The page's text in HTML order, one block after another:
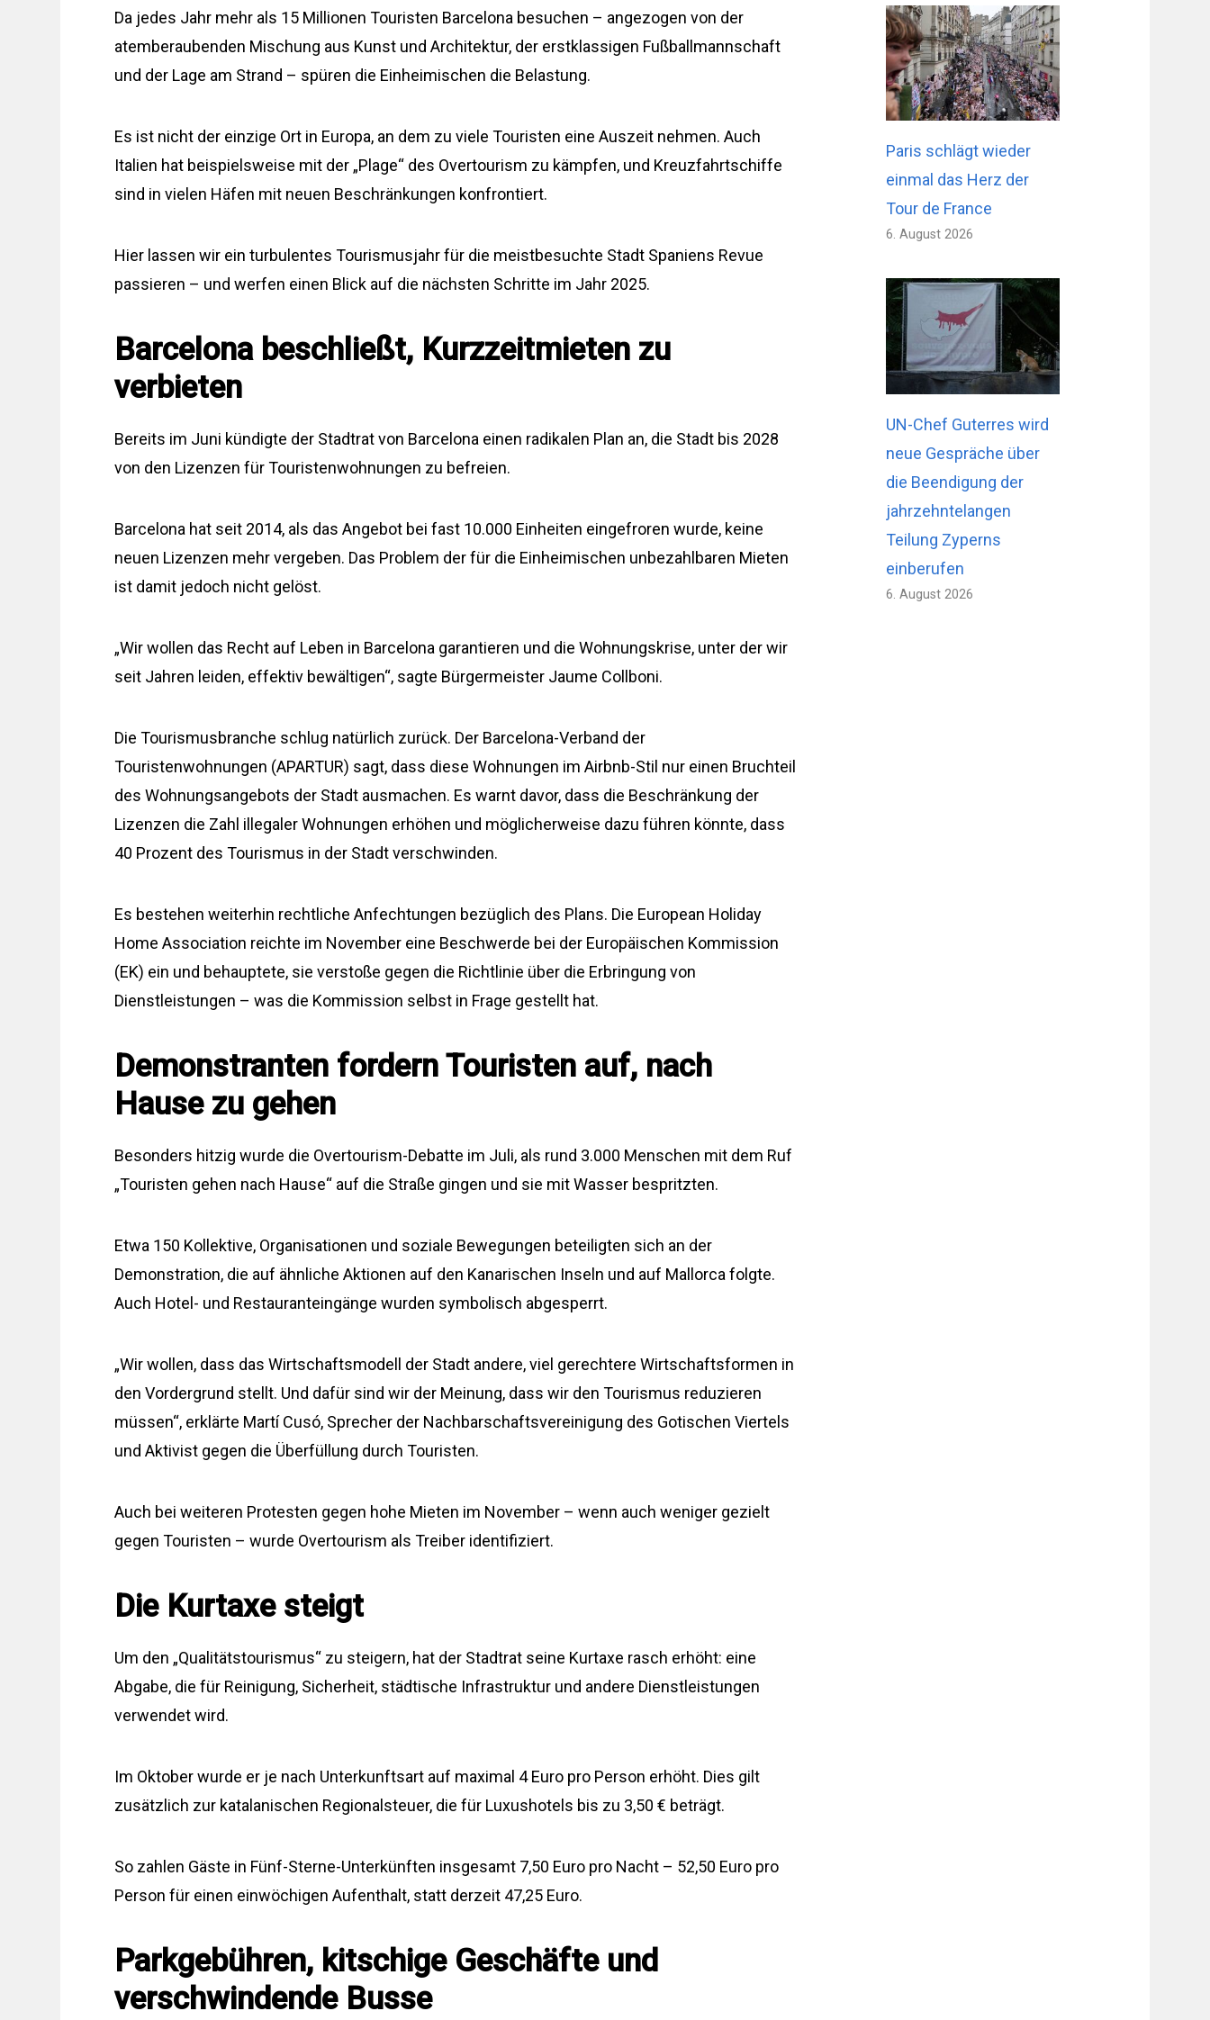
Da jedes Jahr mehr als 15 Millionen Touristen Barcelona besuchen – angezogen von der
atemberaubenden Mischung aus Kunst und Architektur, der erstklassigen Fußballmannschaft
und der Lage am Strand – spüren die Einheimischen die Belastung.
Es ist nicht der einzige Ort in Europa, an dem zu viele Touristen eine Auszeit nehmen. Auch
Italien hat beispielsweise mit der „Plage“ des Overtourism zu kämpfen, und Kreuzfahrtschiffe
sind in vielen Häfen mit neuen Beschränkungen konfrontiert.
Hier lassen wir ein turbulentes Tourismusjahr für die meistbesuchte Stadt Spaniens Revue
passieren – und werfen einen Blick auf die nächsten Schritte im Jahr 2025.
Barcelona beschließt, Kurzzeitmieten zu
verbieten
Bereits im Juni kündigte der Stadtrat von Barcelona einen radikalen Plan an, die Stadt bis 2028
von den Lizenzen für Touristenwohnungen zu befreien.
Barcelona hat seit 2014, als das Angebot bei fast 10.000 Einheiten eingefroren wurde, keine
neuen Lizenzen mehr vergeben. Das Problem der für die Einheimischen unbezahlbaren Mieten
ist damit jedoch nicht gelöst.
„Wir wollen das Recht auf Leben in Barcelona garantieren und die Wohnungskrise, unter der wir
seit Jahren leiden, effektiv bewältigen“, sagte Bürgermeister Jaume Collboni.
Die Tourismusbranche schlug natürlich zurück. Der Barcelona-Verband der
Touristenwohnungen (APARTUR) sagt, dass diese Wohnungen im Airbnb-Stil nur einen Bruchteil
des Wohnungsangebots der Stadt ausmachen. Es warnt davor, dass die Beschränkung der
Lizenzen die Zahl illegaler Wohnungen erhöhen und möglicherweise dazu führen könnte, dass
40 Prozent des Tourismus in der Stadt verschwinden.
Es bestehen weiterhin rechtliche Anfechtungen bezüglich des Plans. Die European Holiday
Home Association reichte im November eine Beschwerde bei der Europäischen Kommission
(EK) ein und behauptete, sie verstoße gegen die Richtlinie über die Erbringung von
Dienstleistungen – was die Kommission selbst in Frage gestellt hat.
Demonstranten fordern Touristen auf, nach
Hause zu gehen
Besonders hitzig wurde die Overtourism-Debatte im Juli, als rund 3.000 Menschen mit dem Ruf
„Touristen gehen nach Hause“ auf die Straße gingen und sie mit Wasser bespritzten.
Etwa 150 Kollektive, Organisationen und soziale Bewegungen beteiligten sich an der
Demonstration, die auf ähnliche Aktionen auf den Kanarischen Inseln und auf Mallorca folgte.
Auch Hotel- und Restauranteingänge wurden symbolisch abgesperrt.
„Wir wollen, dass das Wirtschaftsmodell der Stadt andere, viel gerechtere Wirtschaftsformen in
den Vordergrund stellt. Und dafür sind wir der Meinung, dass wir den Tourismus reduzieren
müssen“, erklärte Martí Cusó, Sprecher der Nachbarschaftsvereinigung des Gotischen Viertels
und Aktivist gegen die Überfüllung durch Touristen.
Auch bei weiteren Protesten gegen hohe Mieten im November – wenn auch weniger gezielt
gegen Touristen – wurde Overtourism als Treiber identifiziert.
Die Kurtaxe steigt
Um den „Qualitätstourismus“ zu steigern, hat der Stadtrat seine Kurtaxe rasch erhöht: eine
Abgabe, die für Reinigung, Sicherheit, städtische Infrastruktur und andere Dienstleistungen
verwendet wird.
Im Oktober wurde er je nach Unterkunftsart auf maximal 4 Euro pro Person erhöht. Dies gilt
zusätzlich zur katalanischen Regionalsteuer, die für Luxushotels bis zu 3,50 € beträgt.
So zahlen Gäste in Fünf-Sterne-Unterkünften insgesamt 7,50 Euro pro Nacht – 52,50 Euro pro
Person für einen einwöchigen Aufenthalt, statt derzeit 47,25 Euro.
Parkgebühren, kitschige Geschäfte und
verschwindende Busse
Paris schlägt wieder
einmal das Herz der
Tour de France
6. August 2026
UN-Chef Guterres wird
neue Gespräche über
die Beendigung der
jahrzehntelangen
Teilung Zyperns
einberufen
6. August 2026